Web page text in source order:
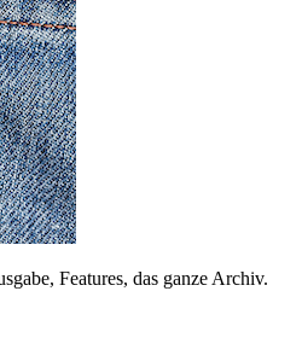
Features, das ganze Archiv.